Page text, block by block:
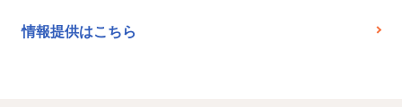
情報提供はこちら